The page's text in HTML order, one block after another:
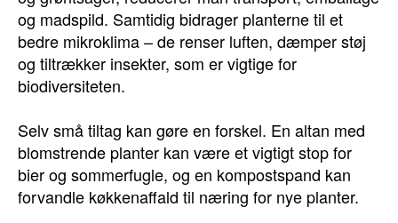
og madspild. Samtidig bidrager planterne til et
bedre mikroklima – de renser luften, dæmper støj
og tiltrækker insekter, som er vigtige for
biodiversiteten.
Selv små tiltag kan gøre en forskel. En altan med
blomstrende planter kan være et vigtigt stop for
bier og sommerfugle, og en kompostspand kan
forvandle køkkenaffald til næring for nye planter.